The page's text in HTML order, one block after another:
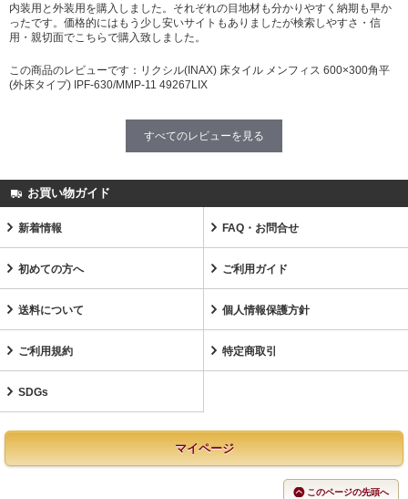
内装用と外装用を購入しました。それぞれの目地材も分かりやすく納期も早か
ったです。価格的にはもう少し安いサイトもありましたが検索しやすさ・信
用・親切面でこちらで購入致しました。
この商品のレビューです： リクシル(INAX) 床タイル メンフィス 600×300角平
(外床タイプ) IPF-630/MMP-11 49267LIX
すべてのレビューを見る
お買い物ガイド
新着情報 FAQ・お問合せ
初めての方へ ご利用ガイド
送料について 個人情報保護方針
ご利用規約 特定商取引
SDGs
マイページ
このページの先頭へ